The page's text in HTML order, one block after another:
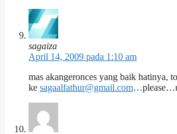
sagaiza
April 14, 2009 pada 1:10 am
mas akangeronces yang baik hatinya,
ke sagaalfathur@gmail.com